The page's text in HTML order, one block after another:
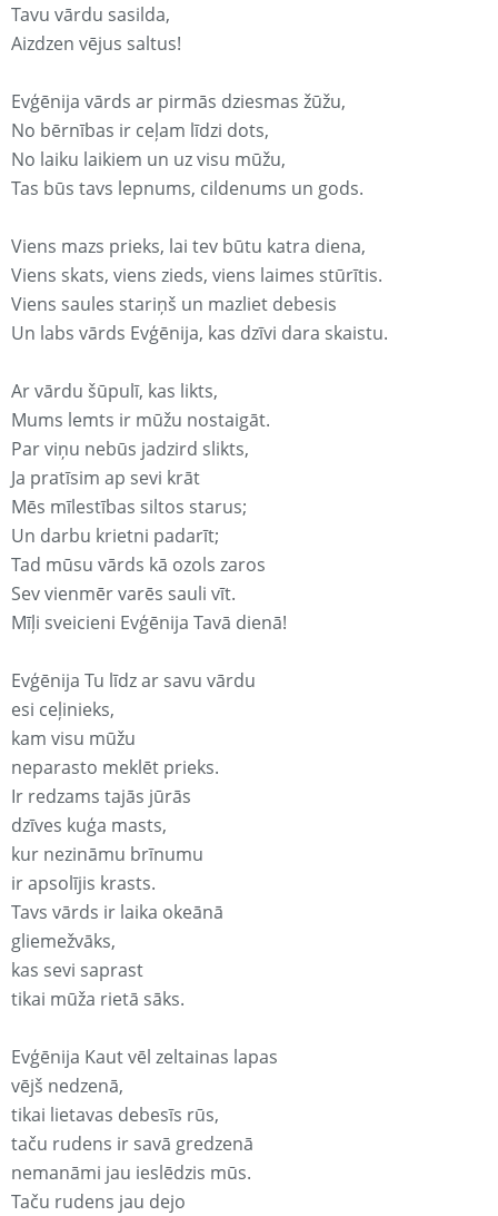
Tavu vārdu sasilda,
Aizdzen vējus saltus!
Evģēnija vārds ar pirmās dziesmas žūžu,
No bērnības ir ceļam līdzi dots,
No laiku laikiem un uz visu mūžu,
Tas būs tavs lepnums, cildenums un gods.
Viens mazs prieks, lai tev būtu katra diena,
Viens skats, viens zieds, viens laimes stūrītis.
Viens saules stariņš un mazliet debesis
Un labs vārds Evģēnija, kas dzīvi dara skaistu.
Ar vārdu šūpulī, kas likts,
Mums lemts ir mūžu nostaigāt.
Par viņu nebūs jadzird slikts,
Ja pratīsim ap sevi krāt
Mēs mīlestības siltos starus;
Un darbu krietni padarīt;
Tad mūsu vārds kā ozols zaros
Sev vienmēr varēs sauli vīt.
Mīļi sveicieni Evģēnija Tavā dienā!
Evģēnija Tu līdz ar savu vārdu
esi ceļinieks,
kam visu mūžu
neparasto meklēt prieks.
Ir redzams tajās jūrās
dzīves kuģa masts,
kur nezināmu brīnumu
ir apsolījis krasts.
Tavs vārds ir laika okeānā
gliemežvāks,
kas sevi saprast
tikai mūža rietā sāks.
Evģēnija Kaut vēl zeltainas lapas
vējš nedzenā,
tikai lietavas debesīs rūs,
taču rudens ir savā gredzenā
nemanāmi jau ieslēdzis mūs.
Taču rudens jau dejo